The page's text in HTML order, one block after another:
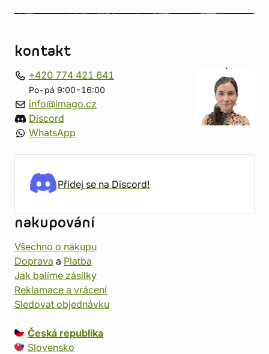
kontakt
+420 774 421 641
Po-pá 9:00-16:00
info@imago.cz
Discord
WhatsApp
Přidej se na Discord!
nakupování
Všechno o nákupu
Doprava a Platba
Jak balíme zásilky
Reklamace a vrácení
Sledovat objednávku
Česká republika
Slovensko